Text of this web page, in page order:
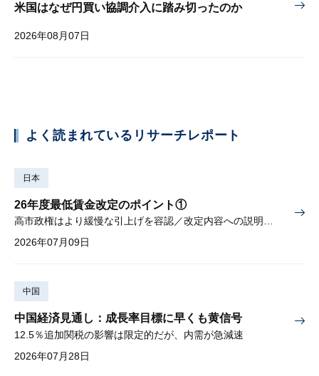
米国はなぜ円買い協調介入に踏み切ったのか
2026年08月07日
よく読まれているリサーチレポート
日本
26年度最低賃金改定のポイント①
高市政権はより緩慢な引上げを容認／改定内容への説明責任が焦点
2026年07月09日
中国
中国経済見通し：成長率目標に早くも黄信号
12.5％追加関税の影響は限定的だが、内需が急減速
2026年07月28日